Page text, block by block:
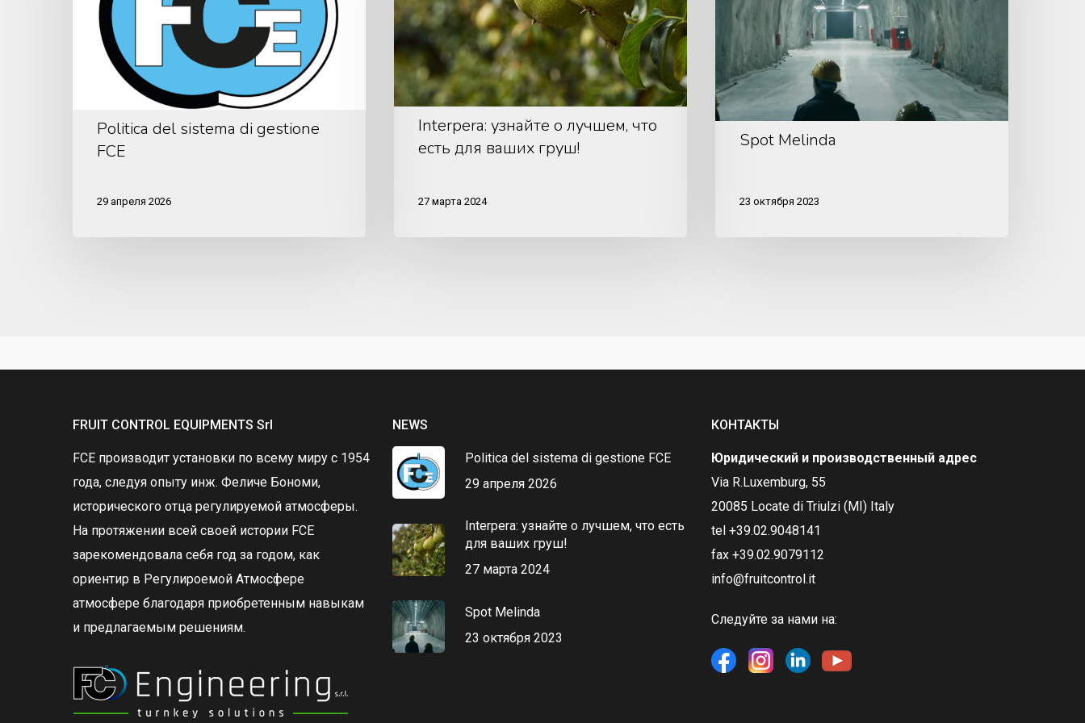
gestione
Politica del sistema di gestione
FCE
29 апреля 2026
что
есть
для
ваших
Interpera: узнайте о лучшем, что
есть для ваших груш!
27 марта 2024
Spot Melinda
23 октября 2023
FRUIT CONTROL EQUIPMENTS Srl
FCE производит установки по всему миру с 1954
года, следуя опыту инж. Феличе Бономи,
исторического отца регулируемой атмосферы.
На протяжении всей своей истории FCE
зарекомендовала себя год за годом, как
ориентир в Регулироемой Атмосфере
атмосфере благодаря приобретенным навыкам
и предлагаемым решениям.
NEWS
Politica del sistema di gestione FCE
29 апреля 2026
Interpera: узнайте о лучшем, что есть
для ваших груш!
27 марта 2024
Spot Melinda
23 октября 2023
КОНТАКТЫ
Юридический и производственный адрес
Via R.Luxemburg, 55
20085 Locate di Triulzi (MI) Italy
tel +39.02.9048141
fax +39.02.9079112
info@fruitcontrol.it
Следуйте за нами на: